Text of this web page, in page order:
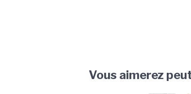
Vous aimerez